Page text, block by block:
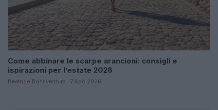
Come abbinare le scarpe arancioni: consigli e
ispirazioni per l’estate 2026
Beatrice Bonaventura · 7 Ago 2026